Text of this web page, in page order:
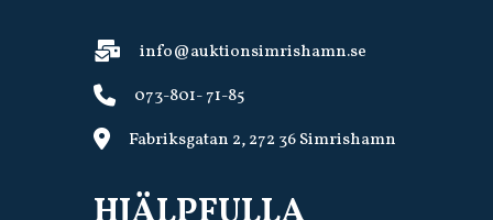
info@auktionsimrishamn.se
073-801- 71-85
Fabriksgatan 2, 272 36 Simrishamn